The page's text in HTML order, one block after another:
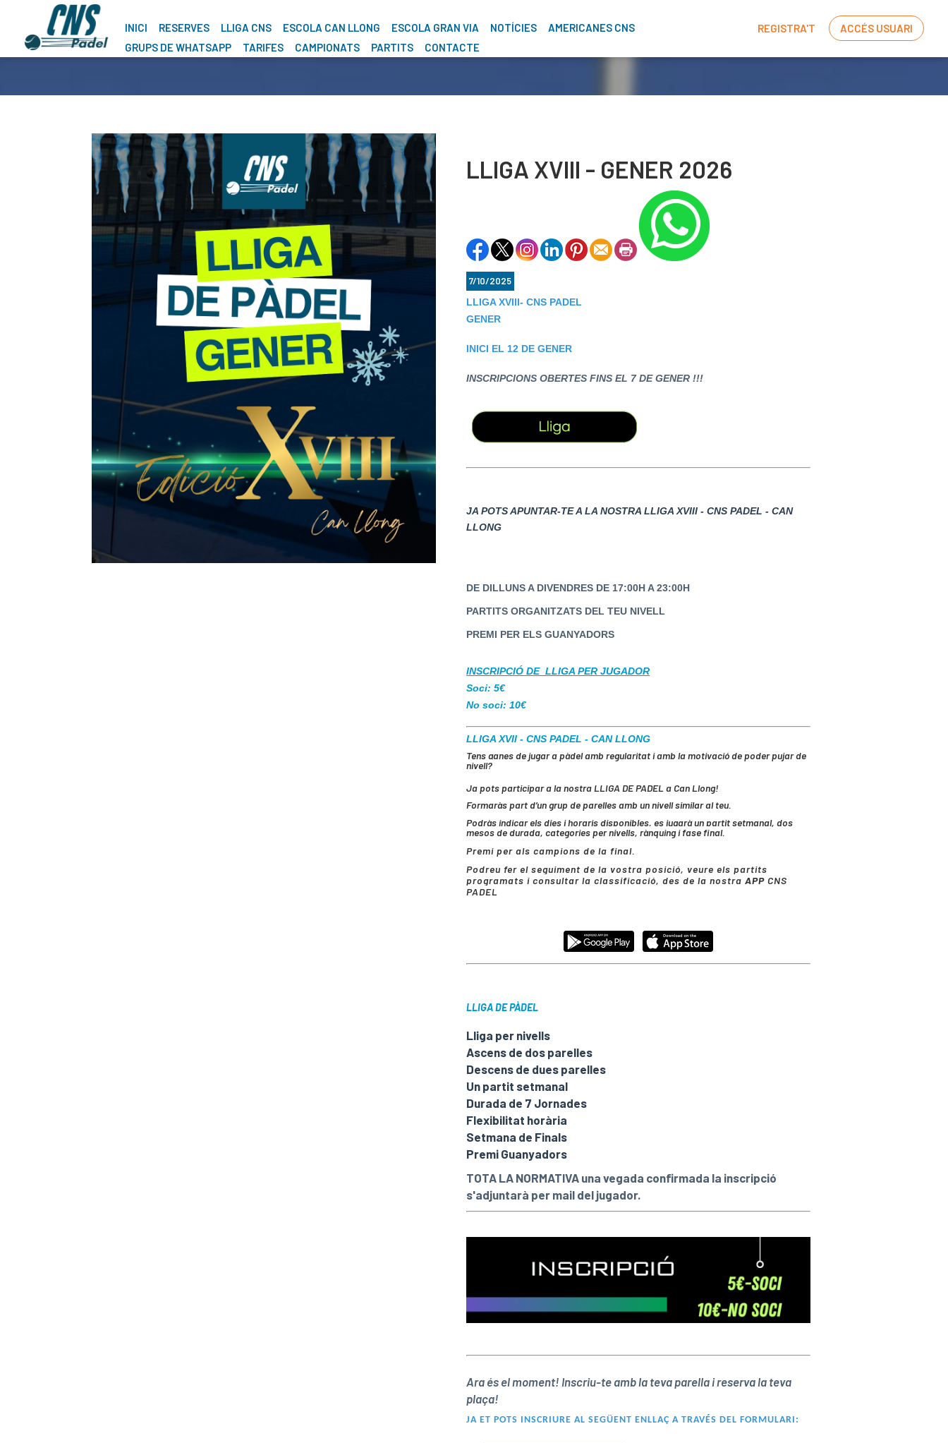
REGISTRA'T ACCÉS USUARI
INICI RESERVES LLIGA CNS ESCOLA CAN LLONG ESCOLA GRAN VIA NOTÍCIES
AMERICANES CNS
GRUPS DE WHATSAPP
TARIFES CAMPIONATS PARTITS CONTACTE
LLIGA XVIII - GENER 2026
7/10/2025
LLIGA XVIII- CNS PADEL
GENER
INICI EL 12 DE GENER
INSCRIPCIONS OBERTES FINS EL 7 DE GENER !!!
JA POTS APUNTAR-TE A LA NOSTRA LLIGA XVIII - CNS PADEL - CAN
LLONG
DE DILLUNS A DIVENDRES DE 17:00H A 23:00H
PARTITS ORGANITZATS DEL TEU NIVELL
PREMI PER ELS GUANYADORS
INSCRIPCIÓ DE LLIGA PER JUGADOR
Soci: 5€
No soci: 10€
LLIGA XVII - CNS PADEL - CAN LLONG
Tens ganes de jugar a pàdel amb regularitat i amb la motivació de poder pujar de
nivell?
Ja pots participar a la nostra LLIGA DE PADEL a Can Llong!
Formaràs part d’un grup de parelles amb un nivell similar al teu.
Podràs indicar els dies i horaris disponibles, es jugarà un partit setmanal, dos
mesos de durada, categories per nivells, rànquing i fase final.
Premi per als campions de la final.
Podreu fer el seguiment de la vostra posició, veure els partits
programats i consultar la classificació, des de la nostraAPP CNS
PADEL
LLIGA DE PÀDEL
Lliga per nivells
Ascens de dos parelles
Descens de dues parelles
Un partit setmanal
Durada de 7 Jornades
Flexibilitat horària
Setmana de Finals
Premi Guanyadors
TOTA LA NORMATIVA una vegada confirmada la inscripció
s'adjuntarà per mail del jugador.
Ara és el moment! Inscriu-te amb la teva parella i reserva la teva
plaça!
JA ET POTS INSCRIURE AL SEGÜENT ENLLAÇ A TRAVÉS DEL FORMULARI: